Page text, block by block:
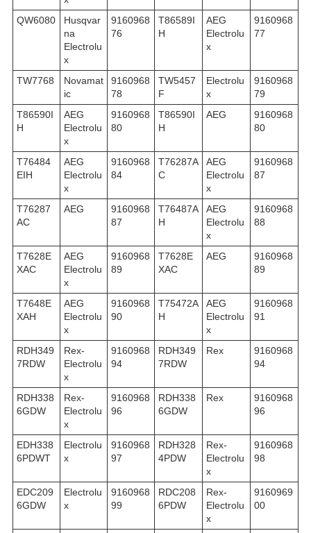
QW6080
Husqvar
na
Electrolu
x
9160968
76
T86589I
H
AEG
Electrolu
x
9160968
77
TW7768
Novamat
ic
9160968
78
TW5457
F
Electrolu
x
9160968
79
T86590I
H
AEG
Electrolu
x
9160968
80
T86590I
H
AEG
9160968
80
T76484
EIH
AEG
Electrolu
x
9160968
84
T76287A
C
AEG
Electrolu
x
9160968
87
T76287
AC
AEG
9160968
87
T76487A
H
AEG
Electrolu
x
9160968
88
T7628E
XAC
AEG
Electrolu
x
9160968
89
T7628E
XAC
AEG
9160968
89
T7648E
XAH
AEG
Electrolu
x
9160968
90
T75472A
H
AEG
Electrolu
x
9160968
91
RDH349
7RDW
Rex-
Electrolu
x
9160968
94
RDH349
7RDW
Rex
9160968
94
RDH338
6GDW
Rex-
Electrolu
x
9160968
96
RDH338
6GDW
Rex
9160968
96
EDH338
6PDWT
Electrolu
x
9160968
97
RDH328
4PDW
Rex-
Electrolu
x
9160968
98
EDC209
6GDW
Electrolu
x
9160968
99
RDC208
6PDW
Rex-
Electrolu
x
9160969
00